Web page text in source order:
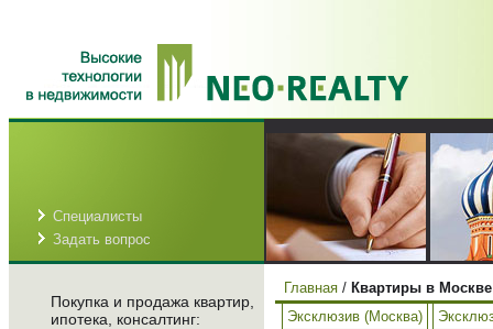
Специалисты
Задать вопрос
Покупка и продажа квартир,
ипотека, консалтинг:
Главная / Квартиры в
Эксклюзив (Москва)